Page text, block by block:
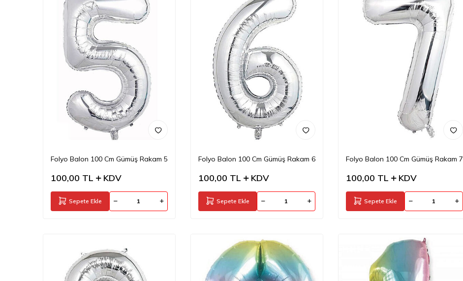
Folyo Balon 100 Cm Gümüş Rakam 5
100,00 TL KDV
Sepete Ekle
Folyo Balon 100 Cm Gümüş Rakam 6
100,00 TL KDV
Sepete Ekle
Folyo Balon 100 Cm Gümüş Rakam 7
100,00 TL KDV
Sepete Ekle